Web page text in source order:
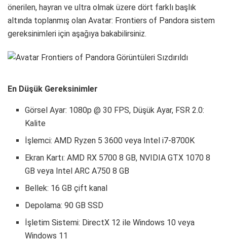
önerilen, hayran ve ultra olmak üzere dört farklı başlık
altında toplanmış olan Avatar: Frontiers of Pandora sistem
gereksinimleri için aşağıya bakabilirsiniz.
En Düşük Gereksinimler
Görsel Ayar: 1080p @ 30 FPS, Düşük Ayar, FSR 2.0:
Kalite
İşlemci: AMD Ryzen 5 3600 veya Intel i7-8700K
Ekran Kartı: AMD RX 5700 8 GB, NVIDIA GTX 1070 8
GB veya Intel ARC A750 8 GB
Bellek: 16 GB çift kanal
Depolama: 90 GB SSD
İşletim Sistemi: DirectX 12 ile Windows 10 veya
Windows 11